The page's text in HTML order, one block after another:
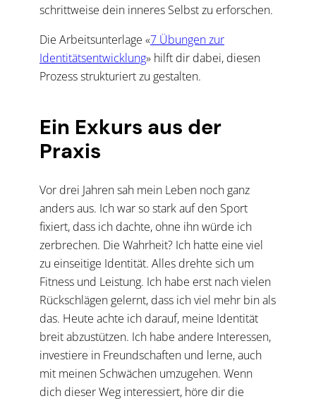
schrittweise dein inneres Selbst zu erforschen.
Die Arbeitsunterlage «7 Übungen zur
Identitätsentwicklung» hilft dir dabei, diesen
Prozess strukturiert zu gestalten.
Ein Exkurs aus der
Praxis
Vor drei Jahren sah mein Leben noch ganz
anders aus. Ich war so stark auf den Sport
fixiert, dass ich dachte, ohne ihn würde ich
zerbrechen. Die Wahrheit? Ich hatte eine viel
zu einseitige Identität. Alles drehte sich um
Fitness und Leistung. Ich habe erst nach vielen
Rückschlägen gelernt, dass ich viel mehr bin als
das. Heute achte ich darauf, meine Identität
breit abzustützen. Ich habe andere Interessen,
investiere in Freundschaften und lerne, auch
mit meinen Schwächen umzugehen. Wenn
dich dieser Weg interessiert, höre dir die